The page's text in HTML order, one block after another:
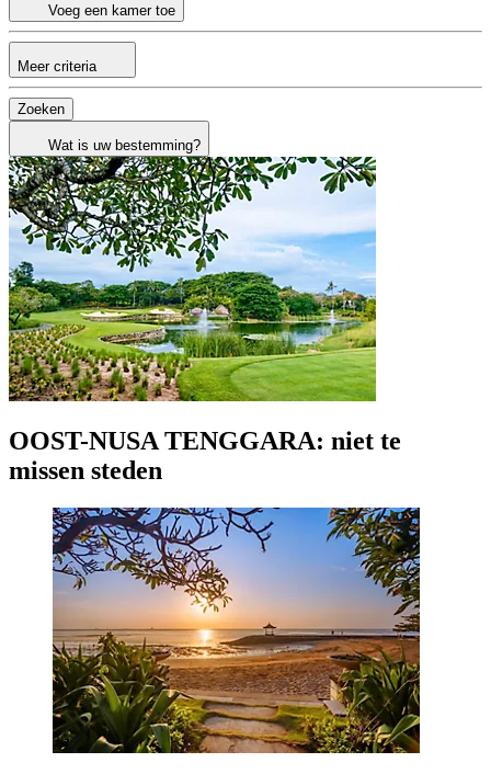
Voeg een kamer toe
Meer criteria
Zoeken
Wat is uw bestemming?
OOST-NUSA TENGGARA: niet te
missen steden